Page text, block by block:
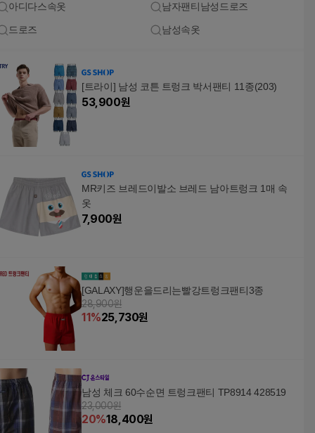
아디다스속옷 남자팬티남성드로즈
드로즈 남성속옷
[트라이] 남성 코튼 트렁크 박서팬티 11종(203)
53,900원
MR키즈 브레드이발소 브레드 남아트렁크 1매 속
옷
7,900원
[GALAXY]행운을드리는빨강트렁크팬티3종
28,900원
11%25,730원
남성 체크 60수순면 트렁크팬티 TP8914 428519
23,000원
20%18,400원